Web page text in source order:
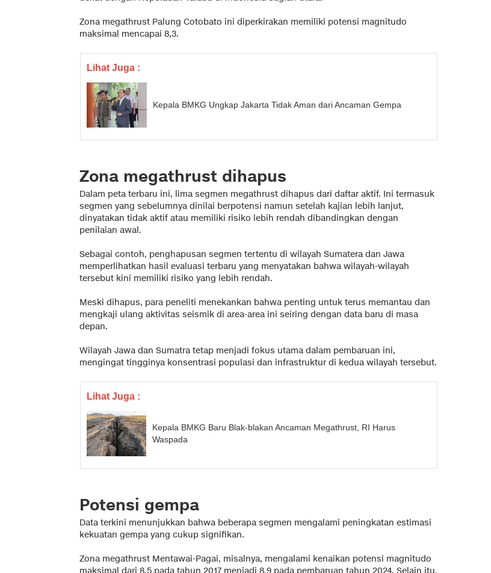
Zona megathrust Palung Cotobato ini diperkirakan memiliki potensi magnitudo
maksimal mencapai 8,3.
Lihat Juga :
Kepala BMKG Ungkap Jakarta Tidak Aman dari Ancaman Gempa
Zona megathrust dihapus
Dalam peta terbaru ini, lima segmen megathrust dihapus dari daftar aktif. Ini termasuk
segmen yang sebelumnya dinilai berpotensi namun setelah kajian lebih lanjut,
dinyatakan tidak aktif atau memiliki risiko lebih rendah dibandingkan dengan
penilaian awal.
Sebagai contoh, penghapusan segmen tertentu di wilayah Sumatera dan Jawa
memperlihatkan hasil evaluasi terbaru yang menyatakan bahwa wilayah-wilayah
tersebut kini memiliki risiko yang lebih rendah.
Meski dihapus, para peneliti menekankan bahwa penting untuk terus memantau dan
mengkaji ulang aktivitas seismik di area-area ini seiring dengan data baru di masa
depan.
Wilayah Jawa dan Sumatra tetap menjadi fokus utama dalam pembaruan ini,
mengingat tingginya konsentrasi populasi dan infrastruktur di kedua wilayah tersebut.
Lihat Juga :
Kepala BMKG Baru Blak-blakan Ancaman Megathrust, RI Harus
Waspada
Potensi gempa
Data terkini menunjukkan bahwa beberapa segmen mengalami peningkatan estimasi
kekuatan gempa yang cukup signifikan.
Zona megathrust Mentawai-Pagai, misalnya, mengalami kenaikan potensi magnitudo
maksimal dari 8,5 pada tahun 2017 menjadi 8,9 pada pembaruan tahun 2024. Selain itu,